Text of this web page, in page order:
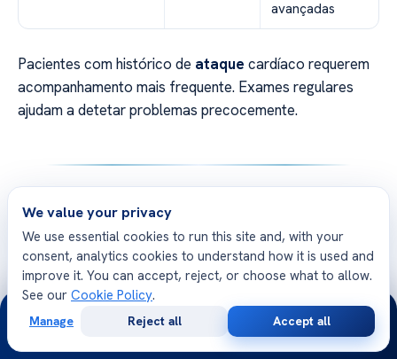
avançadas
Pacientes com histórico de ataque cardíaco requerem
acompanhamento mais frequente. Exames regulares
ajudam a detetar problemas precocemente.
Reestenose coronária
A reestenose é um desafio comum após a colocação do
dispositivo. Surge quando a artériavolta a estreitar,
comprometendo o
fluxo sanguíneo
ocorre geralmente entre 4 a 6 meses após o
procedimento.
We value your privacy
We use essential cookies to run this site and, with your
consent, analytics cookies to understand how it is used and
improve it. You can accept, reject, or choose what to allow.
See our Cookie Policy.
Manage Reject all Accept all
24/7
Consultation
Opinion